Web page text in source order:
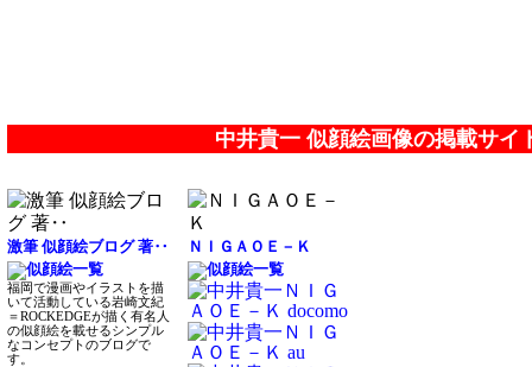
中井貴一 似顔絵画像の掲載サイ
激筆 似顔絵ブログ 著‥
福岡で漫画やイラストを描
いて活動している岩崎文紀
＝ROCKEDGEが描く有名人
の似顔絵を載せるシンプル
なコンセプトのブログで
す。
ＮＩＧＡＯＥ－Ｋ